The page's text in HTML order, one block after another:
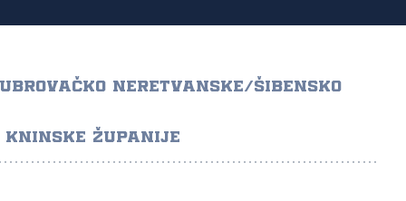
NERETVANSKE/ŠIBENSKO
KNINSKE ŽUPANIJE